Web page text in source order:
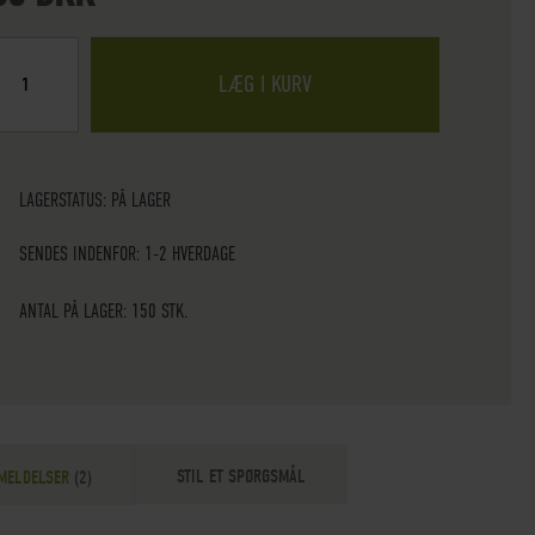
LÆG I KURV
LAGERSTATUS: PÅ LAGER
SENDES INDENFOR: 1-2 HVERDAGE
ANTAL PÅ LAGER: 150 STK.
2 STIL ET SPØRGSMÅL